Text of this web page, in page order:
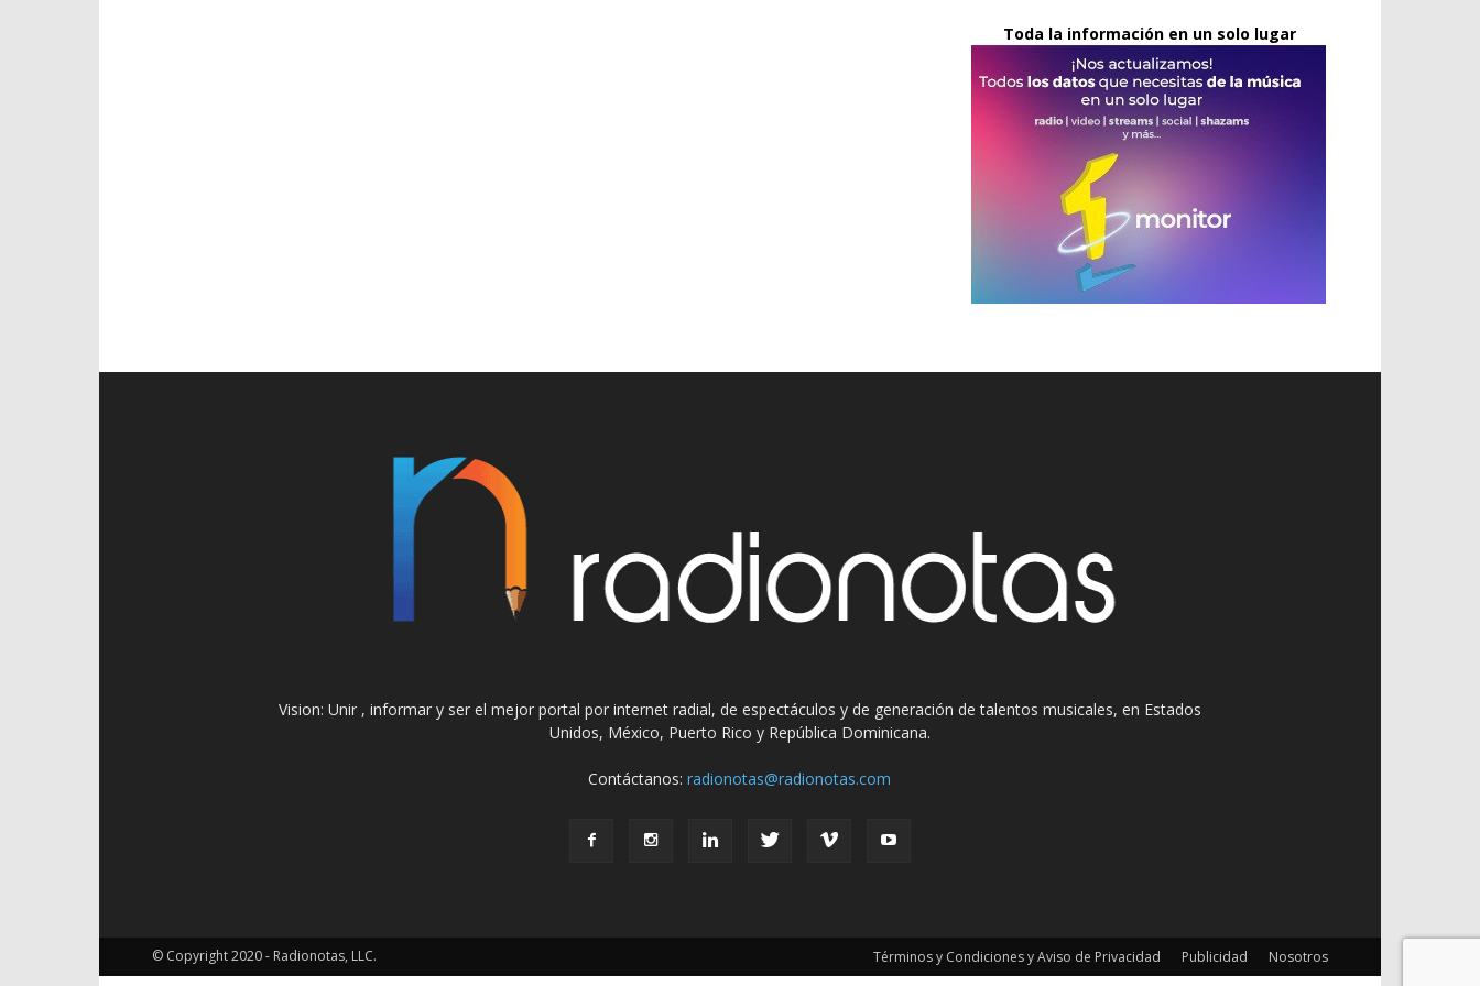
Toda la información en un solo lugar
Vision: Unir , informar y ser el mejor portal por internet radial, de espectáculos y de generación de talentos musicales, en Estados
Unidos, México, Puerto Rico y República Dominicana.
Contáctanos:radionotas@radionotas.com
Términos y Condiciones y Aviso de Privacidad Publicidad Nosotros
© Copyright 2020 - Radionotas, LLC.